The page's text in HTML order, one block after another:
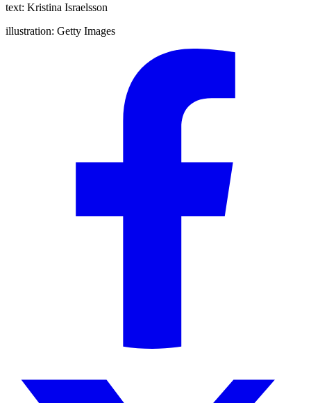
text: Kristina Israelsson
illustration: Getty Images